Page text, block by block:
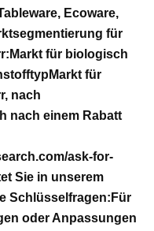
Ecoware,
für
Markt für biologisch
Markt für
nach
nach einem Rabatt
ask-for-
Sie in unserem
Schlüsselfragen: Für
oder Anpassungen